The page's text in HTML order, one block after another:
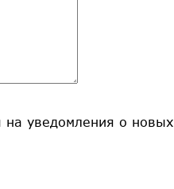
на уведомления о новых